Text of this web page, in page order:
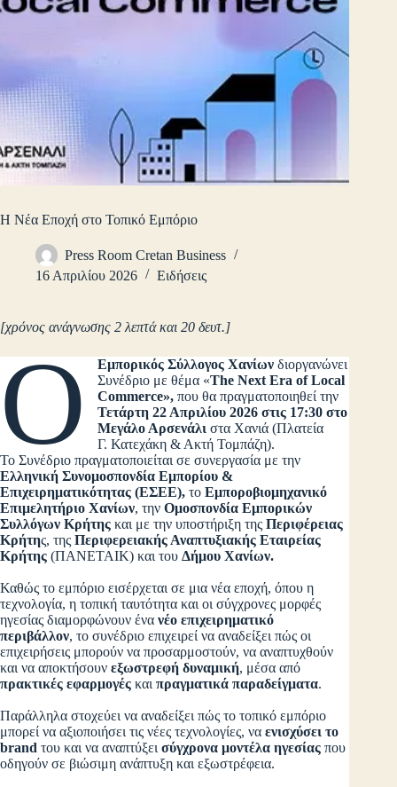
Η Νέα Εποχή στο Τοπικό Εμπόριο
Press Room Cretan Business
16 Απριλίου 2026
Ειδήσεις
[χρόνος ανάγνωσης 2 λεπτά και 20 δευτ.]
Ο Εμπορικός Σύλλογος Χανίων διοργανώνει
Συνέδριο με θέμα «The Next Era of Local
Commerce», που θα πραγματοποιηθεί την
Τετάρτη 22 Απριλίου 2026 στις 17:30 στο
Μεγάλο Αρσενάλι στα Χανιά (Πλατεία
Γ. Κατεχάκη & Ακτή Τομπάζη).
Το Συνέδριο πραγματοποιείται σε συνεργασία με την
Ελληνική Συνομοσπονδία Εμπορίου &
Επιχειρηματικότητας (ΕΣΕΕ), το Εμποροβιομηχανικό
Επιμελητήριο Χανίων, την Ομοσπονδία Εμπορικών
Συλλόγων Κρήτης και με την υποστήριξη της Περιφέρειας
Κρήτης, της Περιφερειακής Αναπτυξιακής Εταιρείας
Κρήτης (ΠΑΝΕΤΑΙΚ) και του Δήμου Χανίων.
Καθώς το εμπόριο εισέρχεται σε μια νέα εποχή, όπου η
τεχνολογία, η τοπική ταυτότητα και οι σύγχρονες μορφές
ηγεσίας διαμορφώνουν ένα νέο επιχειρηματικό
περιβάλλον, το συνέδριο επιχειρεί να αναδείξει πώς οι
επιχειρήσεις μπορούν να προσαρμοστούν, να αναπτυχθούν
και να αποκτήσουν εξωστρεφή δυναμική, μέσα από
πρακτικές εφαρμογές και πραγματικά παραδείγματα.
Παράλληλα στοχεύει να αναδείξει πώς το τοπικό εμπόριο
μπορεί να αξιοποιήσει τις νέες τεχνολογίες, να ενισχύσει το
brand του και να αναπτύξει σύγχρονα μοντέλα ηγεσίας που
οδηγούν σε βιώσιμη ανάπτυξη και εξωστρέφεια.